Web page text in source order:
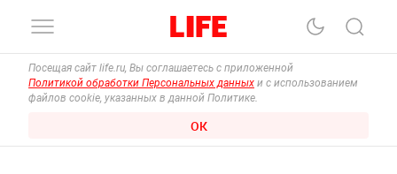
Посещая сайт life.ru, Вы соглашаетесь с приложенной
Политикой обработки Персональных данных и с использованием
файлов cookie, указанных в данной Политике.
ОК